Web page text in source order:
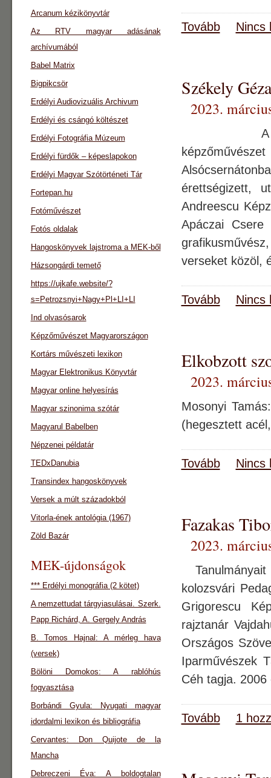
Tovább Nincs
Székely
2023.
A most 59
érettségizett,
Andreescu
Apáczai Csere
verseket közöl,
Tovább Nincs
Elkobzott
2023.
Mosonyi
(hegesztett
Tovább Nincs
Fazakas
2023.
Tanulmányait
kolozsvári
Grigorescu
rajztanár
Országos
Iparművészek
Céh tagja.
Tovább 1
Arcanum kézikönyvtár
Az RTV magyar adásának
archívumából
Babel Matrix
Bigpikcsör
Erdélyi Audiovizuális Archivum
Erdélyi és csángó költészet
Erdélyi Fotográfia Múzeum
Erdélyi fürdők – képeslapokon
Erdélyi Magyar Szótörténeti Tár
Fortepan.hu
Fotóművészet
Fotós oldalak
Hangoskönyvek lajstroma a MEK-ből
Házsongárdi temető
https://ujkafe.website/?
s=Petrozsnyi+Nagy+Pl+LI+LI
Ind olvasósarok
Képzőművészet Magyarországon
Kortárs művészeti lexikon
Magyar Elektronikus Könyvtár
Magyar online helyesírás
Magyar szinonima szótár
Magyarul Babelben
Népzenei példatár
TEDxDanubia
Transindex hangoskönyvek
Versek a múlt századokból
Vitorla-ének antológia (1967)
Zöld Bazár
MEK-újdonságok
*** Erdélyi monográfia (2 kötet)
A nemzettudat tárgyiasulásai. Szerk.
Papp Richárd, A. Gergely András
B. Tomos Hajnal: A mérleg hava
(versek)
Bölöni Domokos: A rablóhús
fogyasztása
Borbándi Gyula: Nyugati magyar
idordalmi lexikon és bibliográfia
Cervantes: Don Quijote de la
Mancha
Debreczeni Éva: A boldogtalan